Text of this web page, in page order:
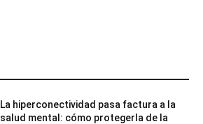
La hiperconectividad pasa factura a la
salud mental: cómo protegerla de la